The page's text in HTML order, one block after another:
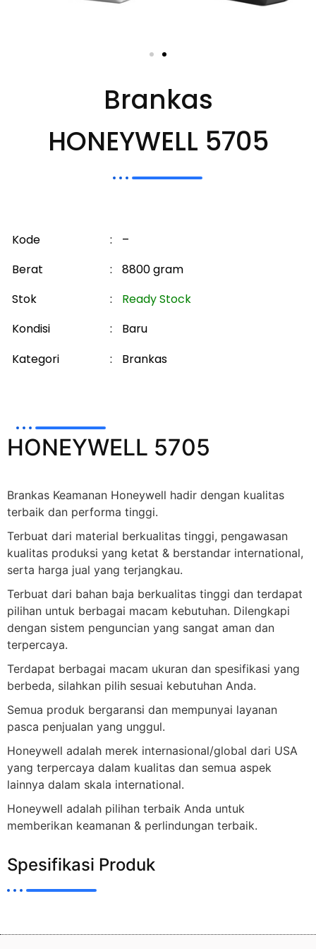
Brankas
HONEYWELL 5705
Kode :
–
Berat
:
8800 gram
Stok
:
Ready Stock
Kondisi
:
Baru
Kategori
: Brankas
HONEYWELL 5705
Brankas Keamanan Honeywell hadir dengan kualitas
terbaik dan performa tinggi.
Terbuat dari material berkualitas tinggi, pengawasan
kualitas produksi yang ketat & berstandar international,
serta harga jual yang terjangkau.
Terbuat dari bahan baja berkualitas tinggi dan terdapat
pilihan untuk berbagai macam kebutuhan. Dilengkapi
dengan sistem penguncian yang sangat aman dan
terpercaya.
Terdapat berbagai macam ukuran dan spesifikasi yang
berbeda, silahkan pilih sesuai kebutuhan Anda.
Semua produk bergaransi dan mempunyai layanan
pasca penjualan yang unggul.
Honeywell adalah merek internasional/global dari USA
yang terpercaya dalam kualitas dan semua aspek
lainnya dalam skala international.
Honeywell adalah pilihan terbaik Anda untuk
memberikan keamanan & perlindungan terbaik.
Spesifikasi Produk